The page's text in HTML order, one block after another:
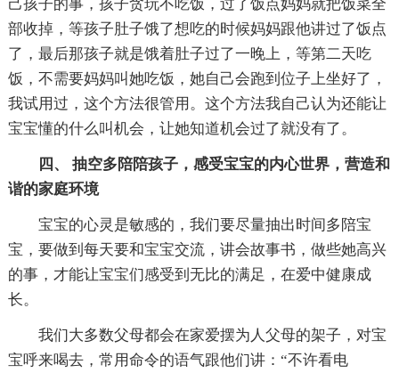
己孩子的事，孩子贪玩不吃饭，过了饭点妈妈就把饭菜全
部收掉，等孩子肚子饿了想吃的时候妈妈跟他讲过了饭点
了，最后那孩子就是饿着肚子过了一晚上，等第二天吃
饭，不需要妈妈叫她吃饭，她自己会跑到位子上坐好了，
我试用过，这个方法很管用。这个方法我自己认为还能让
宝宝懂的什么叫机会，让她知道机会过了就没有了。
四、 抽空多陪陪孩子，感受宝宝的内心世界，营造和
谐的家庭环境
宝宝的心灵是敏感的，我们要尽量抽出时间多陪宝
宝，要做到每天要和宝宝交流，讲会故事书，做些她高兴
的事，才能让宝宝们感受到无比的满足，在爱中健康成
长。
我们大多数父母都会在家爱摆为人父母的架子，对宝
宝呼来喝去，常用命令的语气跟他们讲：“不许看电